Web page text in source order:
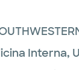
Interna,